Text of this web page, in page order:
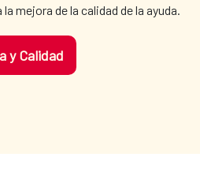
mejora de la calidad de la ayuda.
y Calidad